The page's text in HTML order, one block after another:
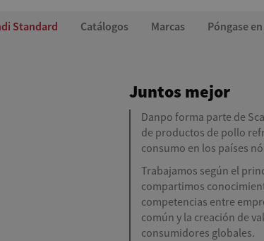
Standard Catálogos Marcas Póngase
Juntos mejor
Danpo forma parte de
de productos de pollo
consumo en los países
Trabajamos según el
compartimos
competencias entre
común y la creación de
consumidores globales.